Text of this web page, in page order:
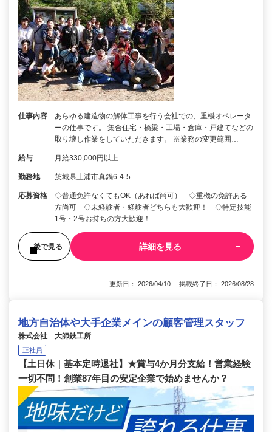
仕事内容
あらゆる建造物の解体工事を行う会社での、重機オペレータ
ーの仕事です。 集合住宅・橋梁・工場・倉庫・戸建てなどの
取り壊し作業をしていただきます。 ※業務の変更範囲…
給与 月給330,000円以上
勤務地 茨城県土浦市真鍋6-4-5
応募資格
◇普通免許なくてもOK（あれば尚可） ◇重機の免許ある
方尚可 ◇未経験者・経験者どちらも大歓迎！ ◇特定技能
1号・2号お持ちの方大歓迎！
後で見る 詳細を見る
更新日： 2026/04/10 掲載終了日： 2026/08/28
地方自治体や大手企業メインの顧客管理スタッフ
株式会社 大師鉄工所
正社員
【土日休｜基本定時退社】★賞与4か月分支給！営業経験
一切不問！創業87年目の安定企業で始めませんか？